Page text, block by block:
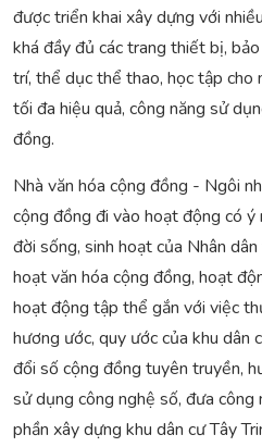
được triển khai xây dựng với
khá đầy đủ các trang thiết bị,
trí, thể dục thể thao, học tập cho
tối đa hiệu quả, công năng sử
đồng.
Nhà văn hóa cộng đồng - Ngôi
cộng đồng đi vào hoạt động có
đời sống, sinh hoạt của Nhân
hoạt văn hóa cộng đồng, hoạt
hoạt động tập thể gắn với việc
hương ước, quy ước của khu dân
đổi số cộng đồng tuyên truyền,
sử dụng công nghệ số, đưa
phần xây dựng khu dân cư Tây